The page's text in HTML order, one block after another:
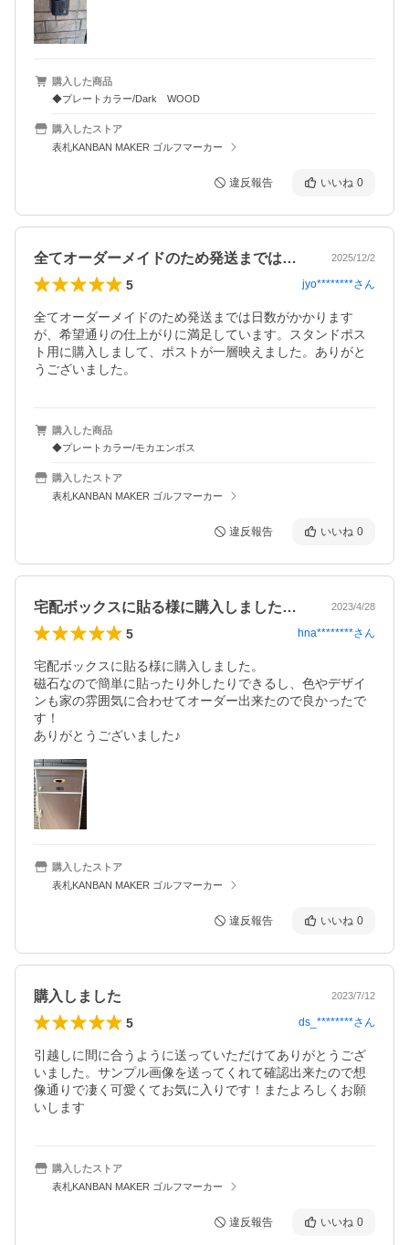
購入した商品
◆プレートカラー/Dark WOOD
購入したストア
表札KANBAN MAKER ゴルフマーカー
違反報告 いいね 0
全てオーダーメイドのため発送までは日数… 2025/12/2
5 jyo********さん
全てオーダーメイドのため発送までは日数がかかります
が、希望通りの仕上がりに満足しています。スタンドポス
ト用に購入しまして、ポストが一層映えました。ありがと
うございました。
購入した商品
◆プレートカラー/モカエンボス
購入したストア
表札KANBAN MAKER ゴルフマーカー
違反報告 いいね 0
宅配ボックスに貼る様に購入しました。磁… 2023/4/28
5 hna********さん
宅配ボックスに貼る様に購入しました。
磁石なので簡単に貼ったり外したりできるし、色やデザイ
ンも家の雰囲気に合わせてオーダー出来たので良かったで
す！
ありがとうございました♪
購入したストア
表札KANBAN MAKER ゴルフマーカー
違反報告 いいね 0
購入しました 2023/7/12
5 ds_********さん
引越しに間に合うように送っていただけてありがとうござ
いました。サンプル画像を送ってくれて確認出来たので想
像通りで凄く可愛くてお気に入りです！またよろしくお願
いします
購入したストア
表札KANBAN MAKER ゴルフマーカー
違反報告 いいね 0